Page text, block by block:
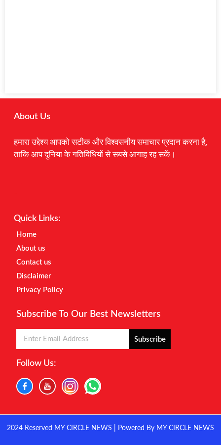
About Us
हमारा उद्देश्य आपको सटीक और विश्वसनीय समाचार प्रदान करना है,
ताकि आप दुनिया के गतिविधियों से सबसे आगाह रह सकें।
Quick Links:
Home
About us
Contact us
Disclaimer
Privacy Policy
Subscribe To Our Best Newsletters
Subscribe
Follow Us:
2024 Reserved MY CIRCLE NEWS | Powered By MY CIRCLE NEWS